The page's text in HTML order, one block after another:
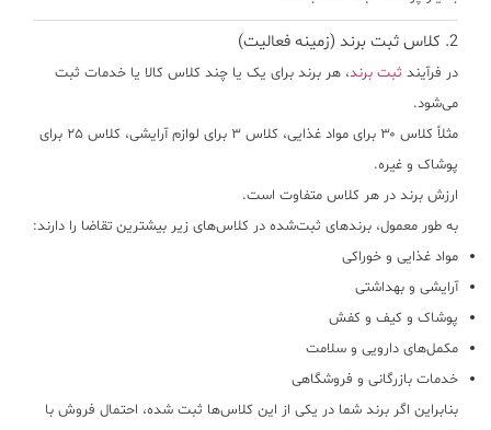
2. کلاس ثبت برند (زمینه فعالیت)
در فرآیند ثبت برند، هر برند برای یک یا چند کلاس کالا یا خدمات ثبت
می‌شود.
مثلاً کلاس ۳۰ برای مواد غذایی، کلاس ۳ برای لوازم آرایشی، کلاس ۲۵ برای
پوشاک و غیره.
ارزش برند در هر کلاس متفاوت است.
به طور معمول، برندهای ثبت‌شده در کلاس‌های زیر بیشترین تقاضا را دارند:
مواد غذایی و خوراکی
آرایشی و بهداشتی
پوشاک و کیف و کفش
مکمل‌های دارویی و سلامت
خدمات بازرگانی و فروشگاهی
بنابراین اگر برند شما در یکی از این کلاس‌ها ثبت شده، احتمال فروش با